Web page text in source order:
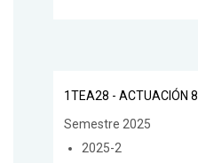
1TEA28 - ACTUACIÓN 8
Semestre 2025
2025-2